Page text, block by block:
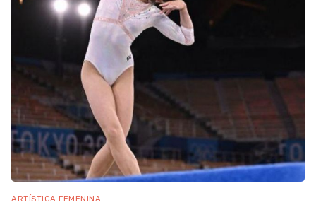
ARTÍSTICA FEMENINA